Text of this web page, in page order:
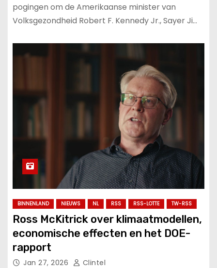
pogingen om de Amerikaanse minister van
Volksgezondheid Robert F. Kennedy Jr., Sayer Ji…
BINNENLAND NIEUWS NL RSS RSS-LOTTE TW-RSS
Ross McKitrick over klimaatmodellen,
economische effecten en het DOE-
rapport
Jan 27, 2026 Clintel